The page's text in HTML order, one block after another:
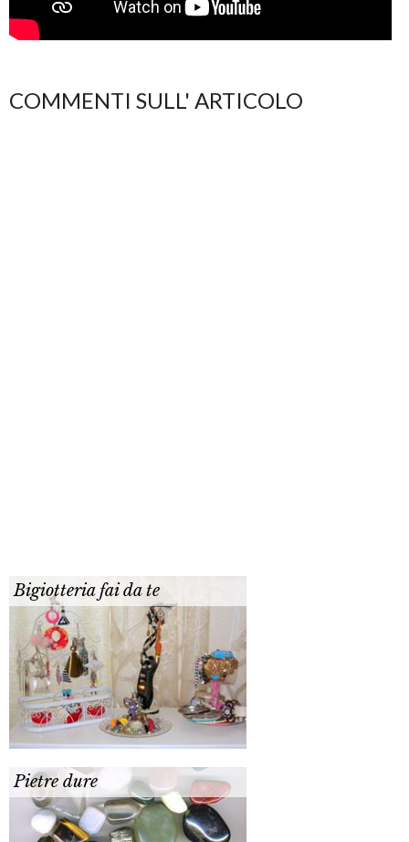
COMMENTI SULL' ARTICOLO
Bigiotteria fai da te
Pietre dure